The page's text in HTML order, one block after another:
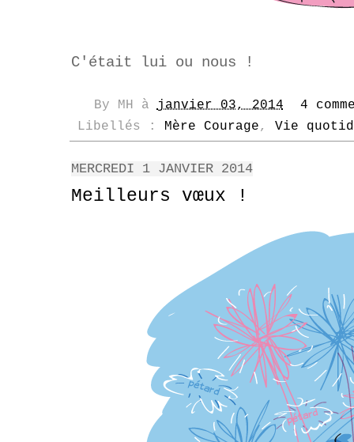
C'était lui ou nous !
By MH àjanvier 03, 2014
4
Libellés : Mère Courage, Vie
MERCREDI 1 JANVIER 2014
Meilleurs vœux !